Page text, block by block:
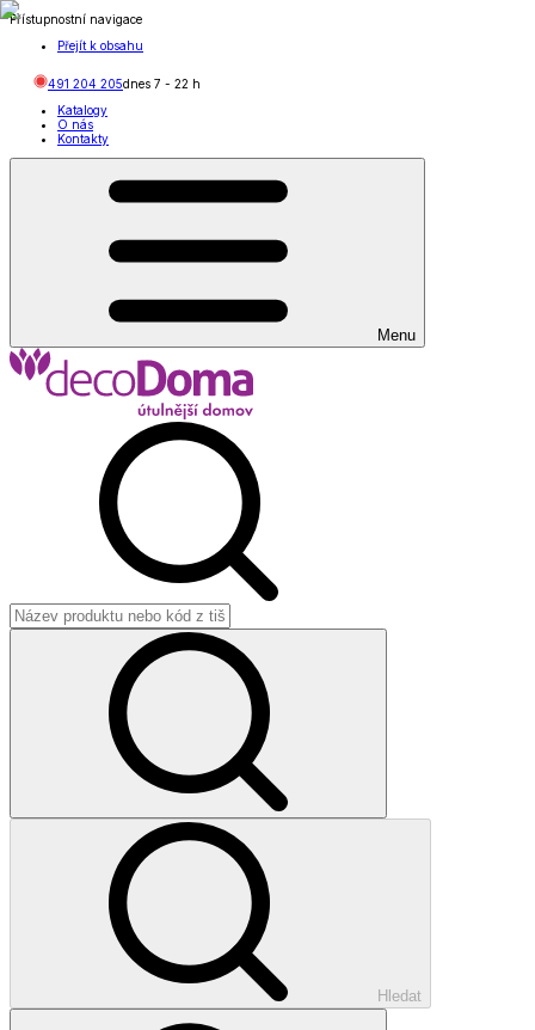
Přístupnostní navigace
Přejít k obsahu
491 204 205dnes 7 - 22 h
Katalogy
O nás
Kontakty
Menu
Hledat